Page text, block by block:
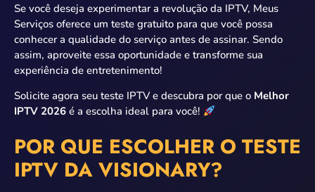
Se você deseja experimentar a revolução da IPTV, Meus
Serviços oferece um teste gratuito para que você possa
conhecer a qualidade do serviço antes de assinar. Sendo
assim, aproveite essa oportunidade e transforme sua
experiência de entretenimento!
Solicite agora seu teste IPTV e descubra por que o Melhor
IPTV 2026 é a escolha ideal para você!
POR QUE ESCOLHER O TESTE
IPTV DA VISIONARY?